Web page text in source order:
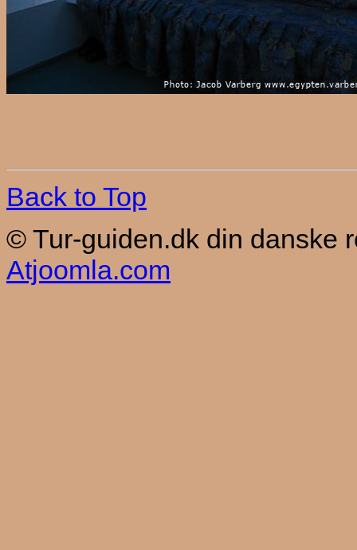
Back to Top
© Tur-guiden.dk din danske
Atjoomla.com